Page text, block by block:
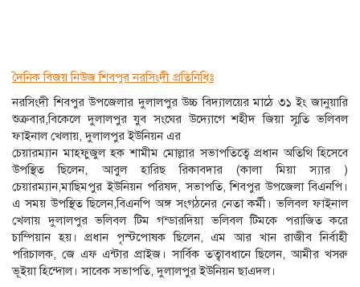
দৈনিক বিজয় নিউজ শিবপুর নরসিংদী প্রতিনিধিঃ
নরসিংদী শিবপুর উপজেলার দুলালপুর উচ্চ বিদ্যালয়ের মাঠে ৩১ ইং জানুয়ারি
শুক্রবার,বিকেলে দুলালপুর যুব সংঘের উদ্যোগে শহীদ জিয়া স্মৃতি ভলিবল
ফাইনাল খেলায়, দুলালপুর ইউনিয়ন এর
চেয়ারম্যান মাহফুজুল হক শামীম মোল্লার সভাপতিত্বে প্রধান অতিথি হিসেবে
উপস্থিত ছিলেন, আবুল হারিছ রিকাবদার (কালা মিয়া স্যার )
চেয়ারম্যান,মাছিমপুর ইউনিয়ন পরিষদ, সভাপতি, শিবপুর উপজেলা বিএনপি।
এ সময় উপস্থিত ছিলেন,বিএনপি অঙ্গ সংগঠনের নেতা কর্মী। ভলিবল ফাইনাল
খেলায় দুলালপুর ভলিবল টিম গন্ডারদিয়া ভলিবল টিমকে পরাজিত করে
চাম্পিয়ান হয়। প্রধান পৃস্টপোষক ছিলেন, এম আর খান রাজীব নির্বাহী
পরিচালক, জে এফ এন্টার প্রাইজ। সার্বিক তত্বাবধানে ছিলেন, আমীর খসরু
ভূইয়া হিন্দোল। সাবেক সভাপতি, দুলালপুর ইউনিয়ন ছাএদল।